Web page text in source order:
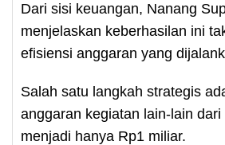
Dari sisi keuangan, Nanang
menjelaskan keberhasilan ini
efisiensi anggaran yang
Salah satu langkah strategis
anggaran kegiatan lain-lain
menjadi hanya Rp1 miliar.